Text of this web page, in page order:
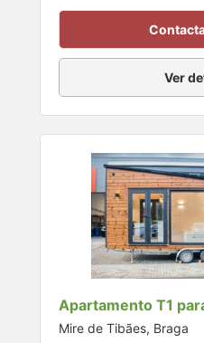
Ver
Apartamento T1
Mire de Tibães, Braga